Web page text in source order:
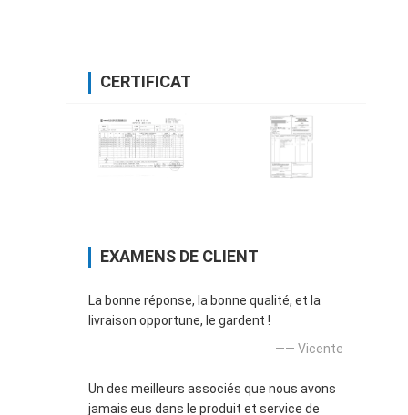
CERTIFICAT
EXAMENS DE CLIENT
La bonne réponse, la bonne qualité, et la
livraison opportune, le gardent !
—— Vicente
Un des meilleurs associés que nous avons
jamais eus dans le produit et service de